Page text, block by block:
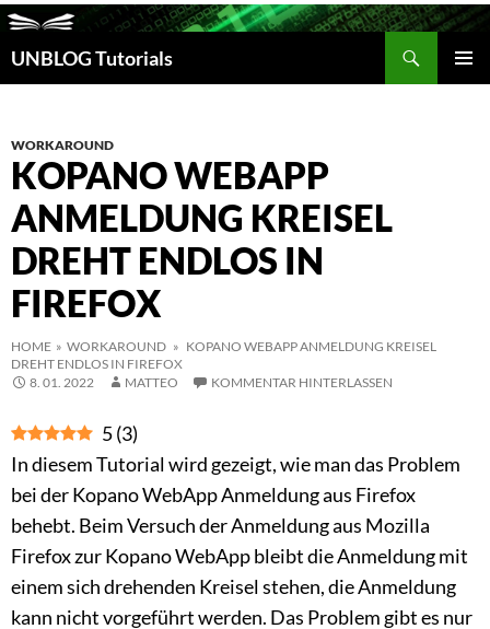
UNBLOG Tutorials
Suchen
WORKAROUND
KOPANO WEBAPP
ANMELDUNG KREISEL
DREHT ENDLOS IN
FIREFOX
HOME » WORKAROUND » KOPANO WEBAPP ANMELDUNG KREISEL
DREHT ENDLOS IN FIREFOX
8. 01. 2022
MATTEO KOMMENTAR HINTERLASSEN
5(3)
In diesem Tutorial wird gezeigt, wie man das Problem
bei der Kopano WebApp Anmeldung aus Firefox
behebt. Beim Versuch der Anmeldung aus Mozilla
Firefox zur Kopano WebApp bleibt die Anmeldung mit
einem sich drehenden Kreisel stehen, die Anmeldung
kann nicht vorgeführt werden. Das Problem gibt es nur